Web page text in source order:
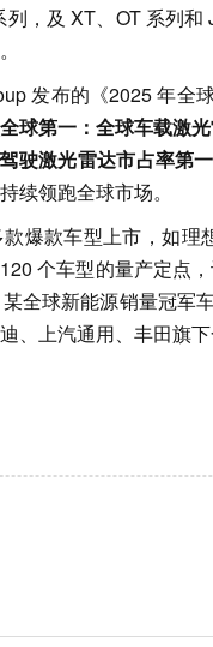
，及 XT、OT 系列
发布的《2025 年全
球第一：全球车载激
驶激光雷达市占率第一
续领跑全球市场。
爆款车型上市，如理
个车型的量产定点
全球新能源销量冠军
、上汽通用、丰田旗